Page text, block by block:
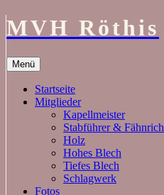
MVH Röthis
Menü
Inhalt
springen
Startseite
Mitglieder
Kapellmeister
Stabführer & Fähnrich
Holz
Hohes Blech
Tiefes Blech
Schlagwerk
Fotos